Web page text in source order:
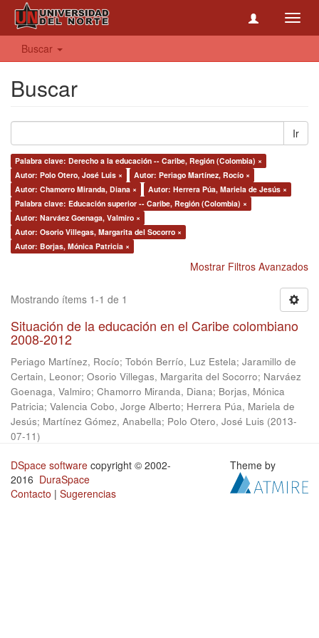
Buscar
Buscar
Ir
Palabra clave: Derecho a la educación -- Caribe, Región (Colombia) ×
Autor: Polo Otero, José Luis ×
Autor: Periago Martínez, Rocío ×
Autor: Chamorro Miranda, Diana ×
Autor: Herrera Púa, Mariela de Jesús ×
Palabra clave: Educación superior -- Caribe, Región (Colombia) ×
Autor: Narváez Goenaga, Valmiro ×
Autor: Osorio Villegas, Margarita del Socorro ×
Autor: Borjas, Mónica Patricia ×
Mostrar Filtros Avanzados
Mostrando ítems 1-1 de 1
Situación de la educación en el Caribe colombiano
2008-2012
Periago Martínez, Rocío; Tobón Berrío, Luz Estela; Jaramillo de
Certain, Leonor; Osorio Villegas, Margarita del Socorro; Narváez
Goenaga, Valmiro; Chamorro Miranda, Diana; Borjas, Mónica
Patricia; Valencia Cobo, Jorge Alberto; Herrera Púa, Mariela de
Jesús; Martínez Gómez, Anabella; Polo Otero, José Luis (2013-
07-11)
DSpace software copyright © 2002-
2016 DuraSpace
Contacto | Sugerencias
Theme by